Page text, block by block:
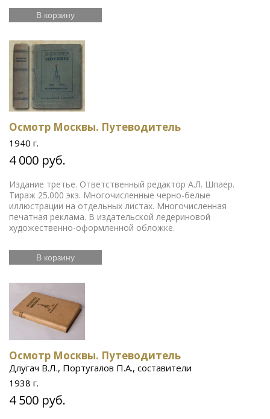
В корзину
Осмотр Москвы. Путеводитель
1940 г.
4 000 руб.
Издание третье. Ответственный редактор А.Л. Шпаер.
Тираж 25.000 экз. Многочисленные черно-белые
иллюстрации на отдельных листах. Многочисленная
печатная реклама. В издательской ледериновой
художественно-оформленной обложке.
В корзину
Осмотр Москвы. Путеводитель
Длугач В.Л., Португалов П.А., составители
1938 г.
4 500 руб.